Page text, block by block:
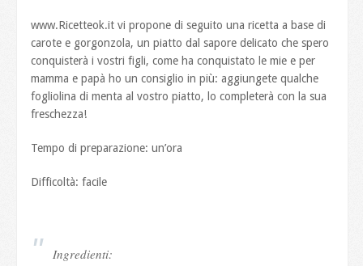
www.Ricetteok.it vi propone di seguito una ricetta a base di
carote e gorgonzola, un piatto dal sapore delicato che spero
conquisterà i vostri figli, come ha conquistato le mie e per
mamma e papà ho un consiglio in più: aggiungete qualche
fogliolina di menta al vostro piatto, lo completerà con la sua
freschezza!
Tempo di preparazione: un’ora
Difficoltà: facile
Ingredienti: